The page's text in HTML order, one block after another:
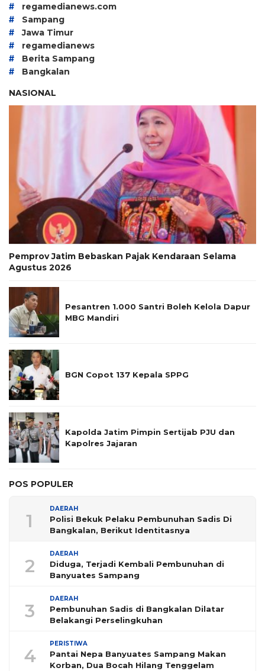
# regamedianews.com
# Sampang
# Jawa Timur
# regamedianews
# Berita Sampang
#
Bangkalan
NASIONAL
Pemprov Jatim Bebaskan Pajak Kendaraan Selama
Agustus 2026
Pesantren 1.000 Santri Boleh Kelola Dapur
MBG Mandiri
BGN Copot 137 Kepala SPPG
Kapolda Jatim Pimpin Sertijab PJU dan
Kapolres Jajaran
POS POPULER
1
DAERAH
Polisi Bekuk Pelaku Pembunuhan Sadis Di
Bangkalan, Berikut Identitasnya
2
DAERAH
Diduga, Terjadi Kembali Pembunuhan di
Banyuates Sampang
3
DAERAH
Pembunuhan Sadis di Bangkalan Dilatar
Belakangi Perselingkuhan
4
PERISTIWA
Pantai Nepa Banyuates Sampang Makan
Korban, Dua Bocah Hilang Tenggelam